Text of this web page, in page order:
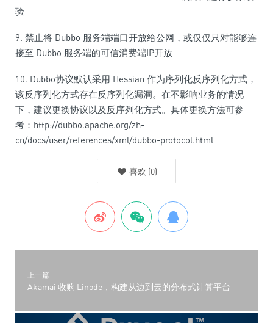
验
9. 禁止将 Dubbo 服务端端口开放给公网，或仅仅只对能够连
接至 Dubbo 服务端的可信消费端IP开放
10. Dubbo协议默认采用 Hessian 作为序列化反序列化方式，
该反序列化方式存在反序列化漏洞。在不影响业务的情况
下，建议更换协议以及反序列化方式。具体更换方法可参
考：http://dubbo.apache.org/zh-
cn/docs/user/references/xml/dubbo-protocol.html
喜欢 (0)
上一篇
Akamai 收购 Linode，构建从边到云的分布式计算平台